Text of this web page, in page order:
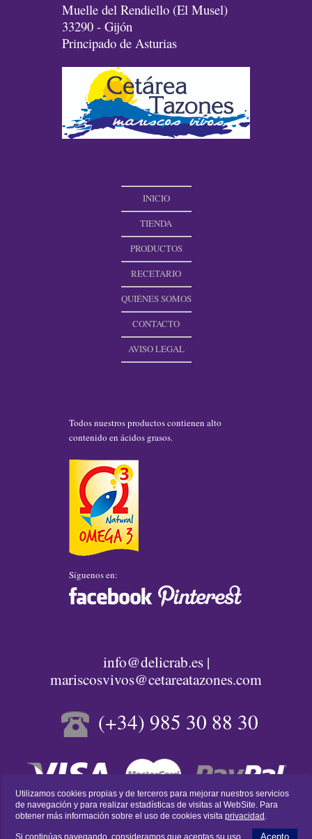
Muelle del Rendiello (El Musel)
33290 - Gijón
Principado de Asturias
INICIO
TIENDA
PRODUCTOS
RECETARIO
QUIÉNES SOMOS
CONTACTO
AVISO LEGAL
Todos nuestros productos contienen alto
contenido en ácidos grasos.
Síguenos en:
info@delicrab.es |
mariscosvivos@cetareatazones.com
(+34) 985 30 88 30
Diseño Web:LuarcaCom
Utilizamos cookies propias y de terceros para mejorar nuestros servicios
de navegación y para realizar estadísticas de visitas al WebSite. Para
obtener más información sobre el uso de cookies visita privacidad .
Si continúas navegando, consideramos que aceptas su uso. Acepto